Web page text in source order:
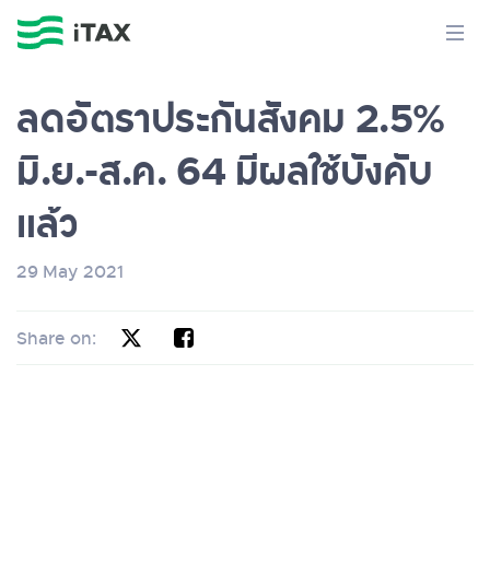
ลดอัตราประกันสังคม 2.5%
มิ.ย.-ส.ค. 64 มีผลใช้บังคับ
แล้ว
29 May 2021
Share on: